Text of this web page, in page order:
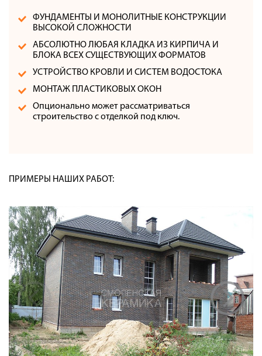
ФУНДАМЕНТЫ И МОНОЛИТНЫЕ КОНСТРУКЦИИ
ВЫСОКОЙ СЛОЖНОСТИ
АБСОЛЮТНО ЛЮБАЯ КЛАДКА ИЗ КИРПИЧА И
БЛОКА ВСЕХ СУЩЕСТВУЮЩИХ ФОРМАТОВ
УСТРОЙСТВО КРОВЛИ И СИСТЕМ ВОДОСТОКА
МОНТАЖ ПЛАСТИКОВЫХ ОКОН
Опционально может рассматриваться
строительство с отделкой под ключ.
ПРИМЕРЫ НАШИХ РАБОТ: